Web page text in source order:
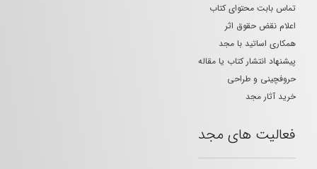
تماس بابت محتوای کتاب
اعلام نقض حقوق اثر
همکاری اساتید با مجد
پیشنهاد انتشار کتاب یا مقاله
حروفچینی و طراحی
خرید آثار مجد
فعالیت های مجد